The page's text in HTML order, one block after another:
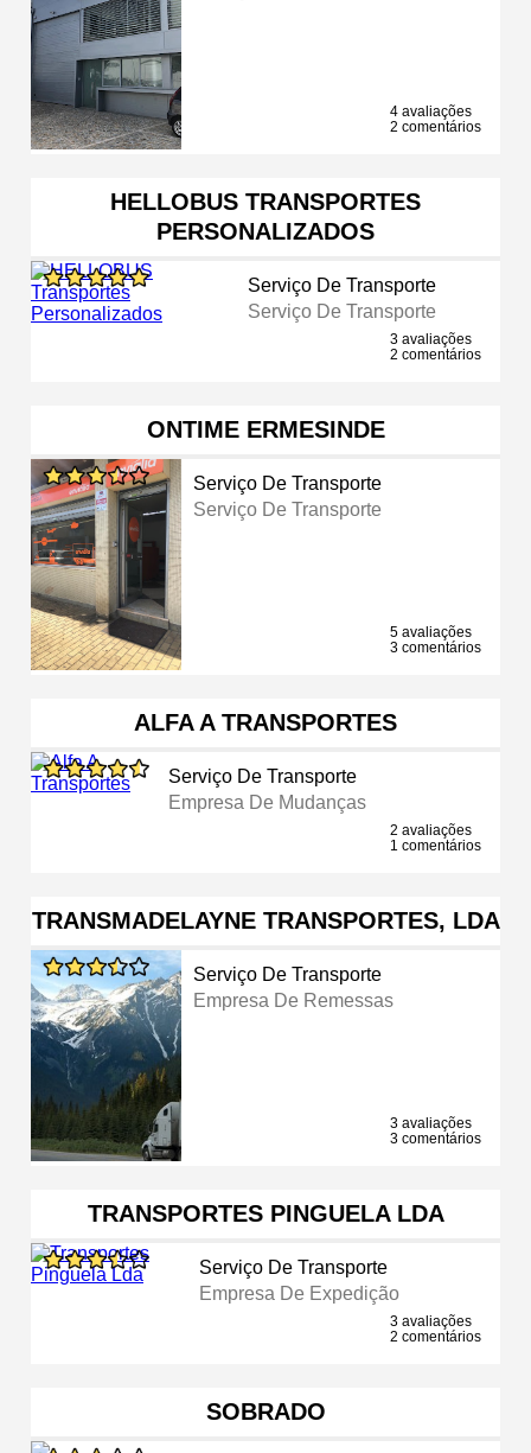
4 avaliações
2 comentários
HELLOBUS TRANSPORTES
PERSONALIZADOS
Serviço De Transporte
Serviço De Transporte
3 avaliações
2 comentários
ONTIME ERMESINDE
Serviço De Transporte
Serviço De Transporte
5 avaliações
3 comentários
ALFA A TRANSPORTES
Serviço De Transporte
Empresa De Mudanças
2 avaliações
1 comentários
TRANSMADELAYNE TRANSPORTES, LDA
Serviço De Transporte
Empresa De Remessas
3 avaliações
3 comentários
TRANSPORTES PINGUELA LDA
Serviço De Transporte
Empresa De Expedição
3 avaliações
2 comentários
SOBRADO